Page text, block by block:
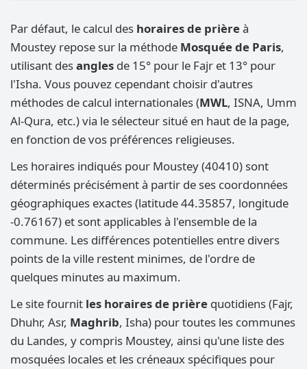
Par défaut, le calcul des horaires de prièreà
Moustey repose sur la méthode Mosquée de Paris,
utilisant desangles de 15° pour le Fajr et 13° pour
l'Isha. Vous pouvez cependant choisir d'autres
méthodes de calcul internationales (MWL, ISNA, Umm
Al-Qura, etc.) via le sélecteur situé en haut de la page,
en fonction de vos préférences religieuses.
Les horaires indiqués pour Moustey (40410) sont
déterminés précisément à partir de ses coordonnées
géographiques exactes (latitude 44.35857, longitude
-0.76167) et sont applicables à l'ensemble de la
commune. Les différences potentielles entre divers
points de la ville restent minimes, de l'ordre de
quelques minutes au maximum.
Le site fournit les horaires de prière quotidiens (Fajr,
Dhuhr, Asr, Maghrib, Isha) pour toutes les communes
du Landes, y compris Moustey, ainsi qu'une liste des
mosquées locales et les créneaux spécifiques pour